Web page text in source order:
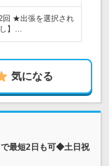
回 ★出張を選択され
】…
気になる
最短2日も可◆土日祝